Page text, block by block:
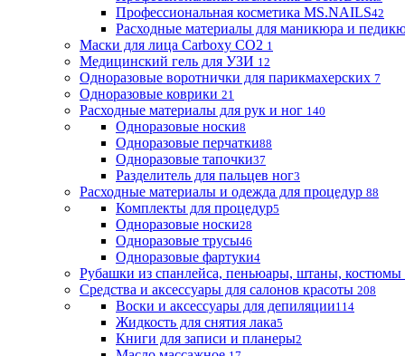
Профессиональная косметика MS.NAILS42
Расходные материалы для маникюра и
Маски для лица Carboxy CO2 1
Медицинский гель для УЗИ 12
Одноразовые воротнички для парикмахерских 7
Одноразовые коврики 21
Расходные материалы для рук и ног 140
Одноразовые носки8
Одноразовые перчатки88
Одноразовые тапочки37
Разделитель для пальцев ног3
Расходные материалы и одежда для процедур 88
Комплекты для процедур5
Одноразовые носки28
Одноразовые трусы46
Одноразовые фартуки4
Рубашки из спанлейса, пеньюары, штаны, костюмы
Средства и аксессуары для салонов красоты 208
Воски и аксессуары для депиляции114
Жидкость для снятия лака5
Книги для записи и планеры2